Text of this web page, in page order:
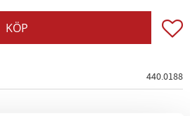
KÖP
440.0188